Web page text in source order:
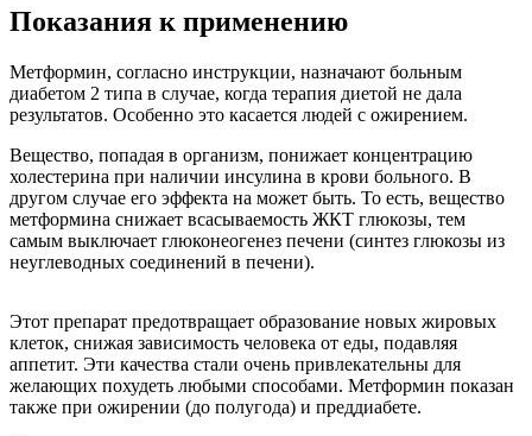
Показания к применению
Метформин, согласно инструкции, назначают больным
диабетом 2 типа в случае, когда терапия диетой не дала
результатов. Особенно это касается людей с ожирением.
Вещество, попадая в организм, понижает концентрацию
холестерина при наличии инсулина в крови больного. В
другом случае его эффекта на может быть. То есть, вещество
метформина снижает всасываемость ЖКТ глюкозы, тем
самым выключает глюконеогенез печени (синтез глюкозы из
неуглеводных соединений в печени).
Этот препарат предотвращает образование новых жировых
клеток, снижая зависимость человека от еды, подавляя
аппетит. Эти качества стали очень привлекательны для
желающих похудеть любыми способами. Метформин показан
также при ожирении (до полугода) и преддиабете.